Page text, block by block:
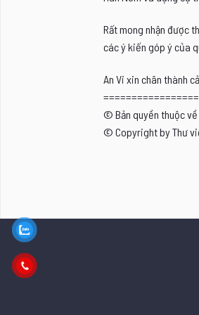
Rất mong nhận được
các ý kiến góp ý của
An Vi xin chân thành
© Bản quyền thuộc về
© Copyright by Thư